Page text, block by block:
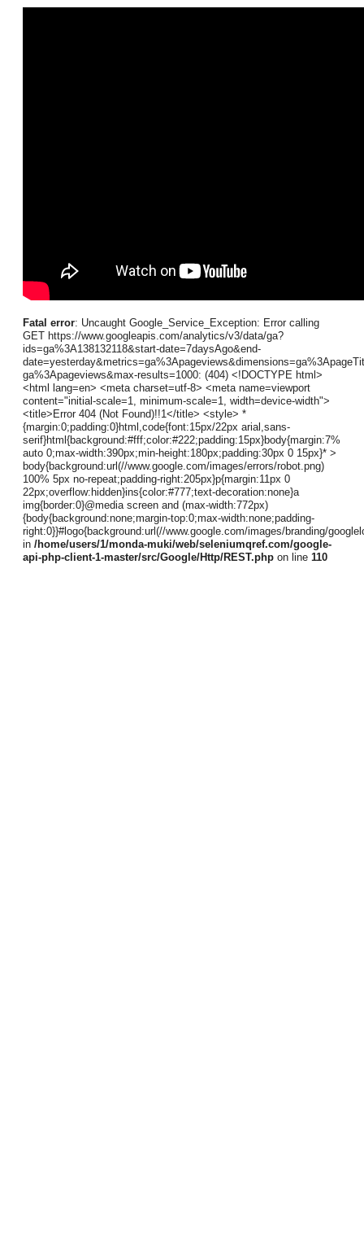
Fatal error: Uncaught Google_Service_Exception: Error calling
GET https://www.googleapis.com/analytics/v3/data/ga?
ids=ga%3A138132118&start-date=7daysAgo&end-
ga%3Apageviews&max-results=1000: (404) <!DOCTYPE html>
<html lang=en> <meta charset=utf-8> <meta name=viewport
content="initial-scale=1, minimum-scale=1, width=device-width">
<title>Error 404 (Not Found)!!1</title> <style> *
{margin:0;padding:0}html,code{font:15px/22px arial,sans-
serif}html{background:#fff;color:#222;padding:15px}body{margin:7%
auto 0;max-width:390px;min-height:180px;padding:30px 0 15px}* >
body{background:url(//www.google.com/images/errors/robot.png)
100% 5px no-repeat;padding-right:205px}p{margin:11px 0
22px;overflow:hidden}ins{color:#777;text-decoration:none}a
img{border:0}@media screen and (max-width:772px)
{body{background:none;margin-top:0;max-width:none;padding-
right:0}}#logo{background:url(//www.google.com/images/branding/
in/home/users/1/monda-muki/web/seleniumqref.com/google-
api-php-client-1-master/src/Google/Http/REST.php on line110